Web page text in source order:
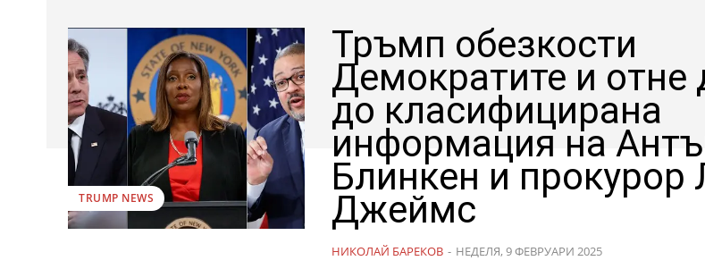
TRUMP NEWS
Тръмп обезкости
Демократите и отне
до класифицирана
информация на
Блинкен и прокурор
Джеймс
НИКОЛАЙ БАРЕКОВ - НЕДЕЛЯ, 9 ФЕВРУАРИ 2025